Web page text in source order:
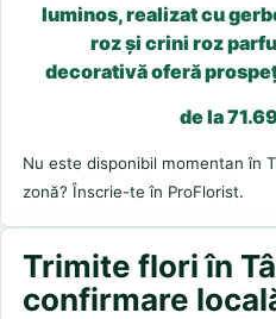
luminos, realizat cu
roz și crini roz
decorativă oferă
de la
Nu este disponibil momentan în
zonă? Înscrie-te în ProFlorist.
Trimite flori în
confirmare